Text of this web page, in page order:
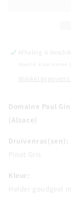
Paul
Afhaling is
Meestal klaar binnen 2
Domaine Paul
(Alsace)
Druivenras(sen):
Pinot Gris
Kleur:
Helder goudgeel